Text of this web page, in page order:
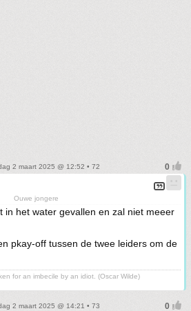
2 maart 2025 @ 12:52 • 72
Ouwe jongere
in het water gevallen en zal niet meeer
pkay-off tussen de twee leiders om de
for an imbecile by an idiot. (Oscar Wilde)
2 maart 2025 @ 14:21 • 73